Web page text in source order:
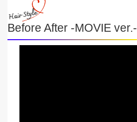
Before After -MOVIE ver.-